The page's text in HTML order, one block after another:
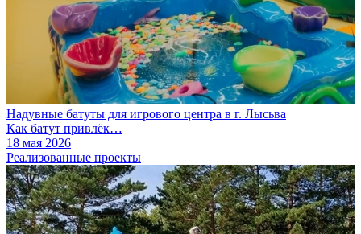
Надувные батуты для игрового центра в г. Лысьва
Как батут привлёк…
18 мая 2026
Реализованные проекты